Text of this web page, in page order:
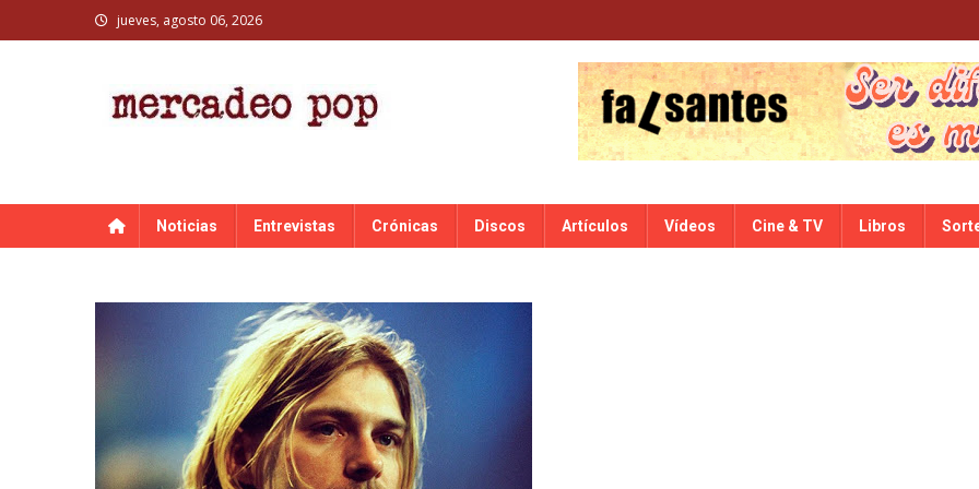
to
jueves, agosto 06, 2026
Noticias Entrevistas Crónicas Discos Artículos Vídeos Cine & TV Libros